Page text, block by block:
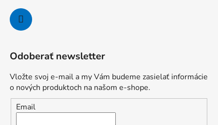
Odoberať newsletter
Vložte svoj e-mail a my Vám budeme zasielať informácie
o nových produktoch na našom e-shope.
Email